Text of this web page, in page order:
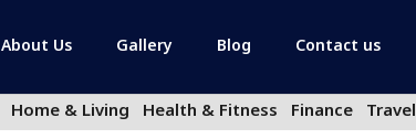
About Us Gallery Blog Contact us
Home & Living Health & Fitness Finance Travel